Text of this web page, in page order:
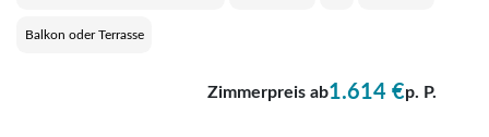
Balkon oder Terrasse
Zimmerpreis ab1.614 €p. P.